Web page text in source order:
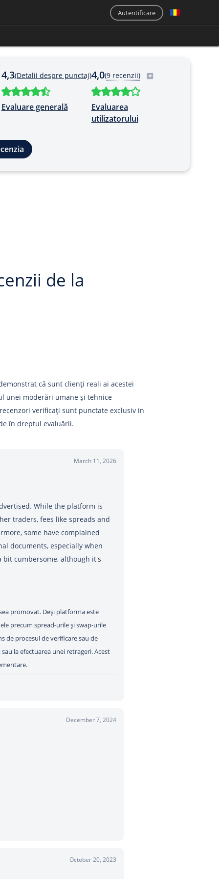
Autentificare
4,3(Detalii despre punctaj)
Evaluare generală
4,0(9 recenzii)
Evaluarea
utilizatorului
de la
că sunt clienți reali ai acestei
unei moderări umane și tehnice
verificați sunt punctate exclusiv in
în dreptul evaluării.
March 11, 2026
While the platform is
traders, fees like spreads and
some have complained
documents, especially when
bit cumbersome, although it's
promovat. Deși platforma este
precum spread-urile și swap-urile
de procesul de verificare sau de
la efectuarea unei retrageri. Acest
December 7, 2024
October 20, 2023